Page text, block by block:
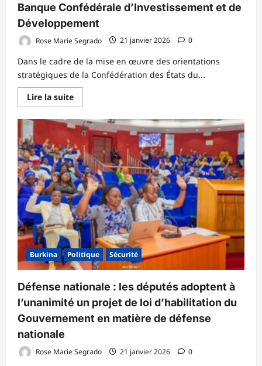
Banque Confédérale d’Investissement et de
Développement
Rose Marie Segrado 21 janvier 2026 0
Dans le cadre de la mise en œuvre des orientations
stratégiques de la Confédération des États du...
Lire la suiteEn
savoir
sur
DÉVELOPPEMENT
Les
Chefs
d’État
de
l’AES
procèdent
à
l’inauguration
de
la
Banque
Confédérale
d’Investissement
et
de
Développement
Burkina Politique Sécurité
Défense nationale : les députés adoptent à
l’unanimité un projet de loi d’habilitation du
Gouvernement en matière de défense
nationale
Rose Marie Segrado 21 janvier 2026 0